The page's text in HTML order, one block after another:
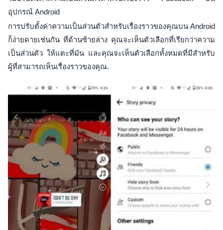
อุปกรณ์ Android
การปรับตั้งค่าความเป็นส่วนตัวสำหรับเรื่องราวของคุณบน Android
ก็ง่ายดายเช่นกัน ที่ด้านซ้ายล่าง คุณจะเห็นตัวเลือกที่เรียกว่าความ
เป็นส่วนตัว ให้แตะที่มัน และคุณจะเห็นตัวเลือกทั้งหมดที่มีสำหรับ
ผู้ที่สามารถเห็นเรื่องราวของคุณ.